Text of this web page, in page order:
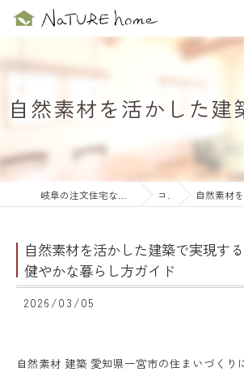
自然素材を活かした
コラム 自然素材を活かした建築
自然素材を活かした建築で実現す
健やかな暮らし方ガイド
2026/03/05
自然素材 建築 愛知県一宮市の住まいづくり